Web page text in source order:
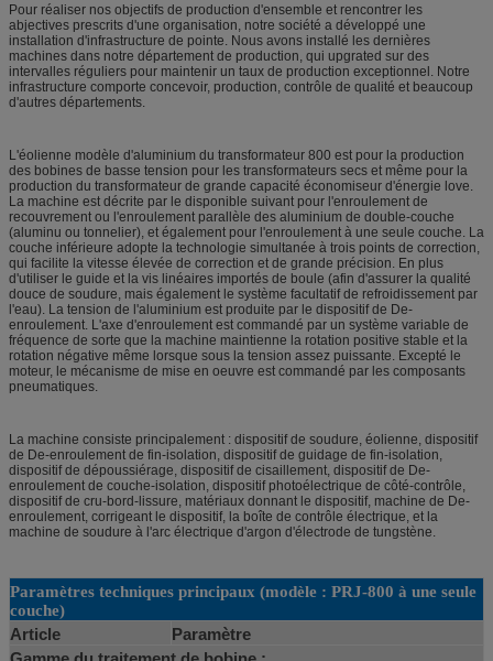
Pour réaliser nos objectifs de production d'ensemble et rencontrer les
abjectives prescrits d'une organisation, notre société a développé une
installation d'infrastructure de pointe. Nous avons installé les dernières
machines dans notre département de production, qui upgrated sur des
intervalles réguliers pour maintenir un taux de production exceptionnel. Notre
infrastructure comporte concevoir, production, contrôle de qualité et beaucoup
d'autres départements.
L'éolienne modèle d'aluminium du transformateur 800 est pour la production
des bobines de basse tension pour les transformateurs secs et même pour la
production du transformateur de grande capacité économiseur d'énergie love.
La machine est décrite par le disponible suivant pour l'enroulement de
recouvrement ou l'enroulement parallèle des aluminium de double-couche
(aluminu ou tonnelier), et également pour l'enroulement à une seule couche. La
couche inférieure adopte la technologie simultanée à trois points de correction,
qui facilite la vitesse élevée de correction et de grande précision. En plus
d'utiliser le guide et la vis linéaires importés de boule (afin d'assurer la qualité
douce de soudure, mais également le système facultatif de refroidissement par
l'eau). La tension de l'aluminium est produite par le dispositif de De-
enroulement. L'axe d'enroulement est commandé par un système variable de
fréquence de sorte que la machine maintienne la rotation positive stable et la
rotation négative même lorsque sous la tension assez puissante. Excepté le
moteur, le mécanisme de mise en oeuvre est commandé par les composants
pneumatiques.
La machine consiste principalement : dispositif de soudure, éolienne, dispositif
de De-enroulement de fin-isolation, dispositif de guidage de fin-isolation,
dispositif de dépoussiérage, dispositif de cisaillement, dispositif de De-
enroulement de couche-isolation, dispositif photoélectrique de côté-contrôle,
dispositif de cru-bord-lissure, matériaux donnant le dispositif, machine de De-
enroulement, corrigeant le dispositif, la boîte de contrôle électrique, et la
machine de soudure à l'arc électrique d'argon d'électrode de tungstène.
Paramètres techniques principaux (modèle : PRJ-800 à une seule
couche)
Article
Paramètre